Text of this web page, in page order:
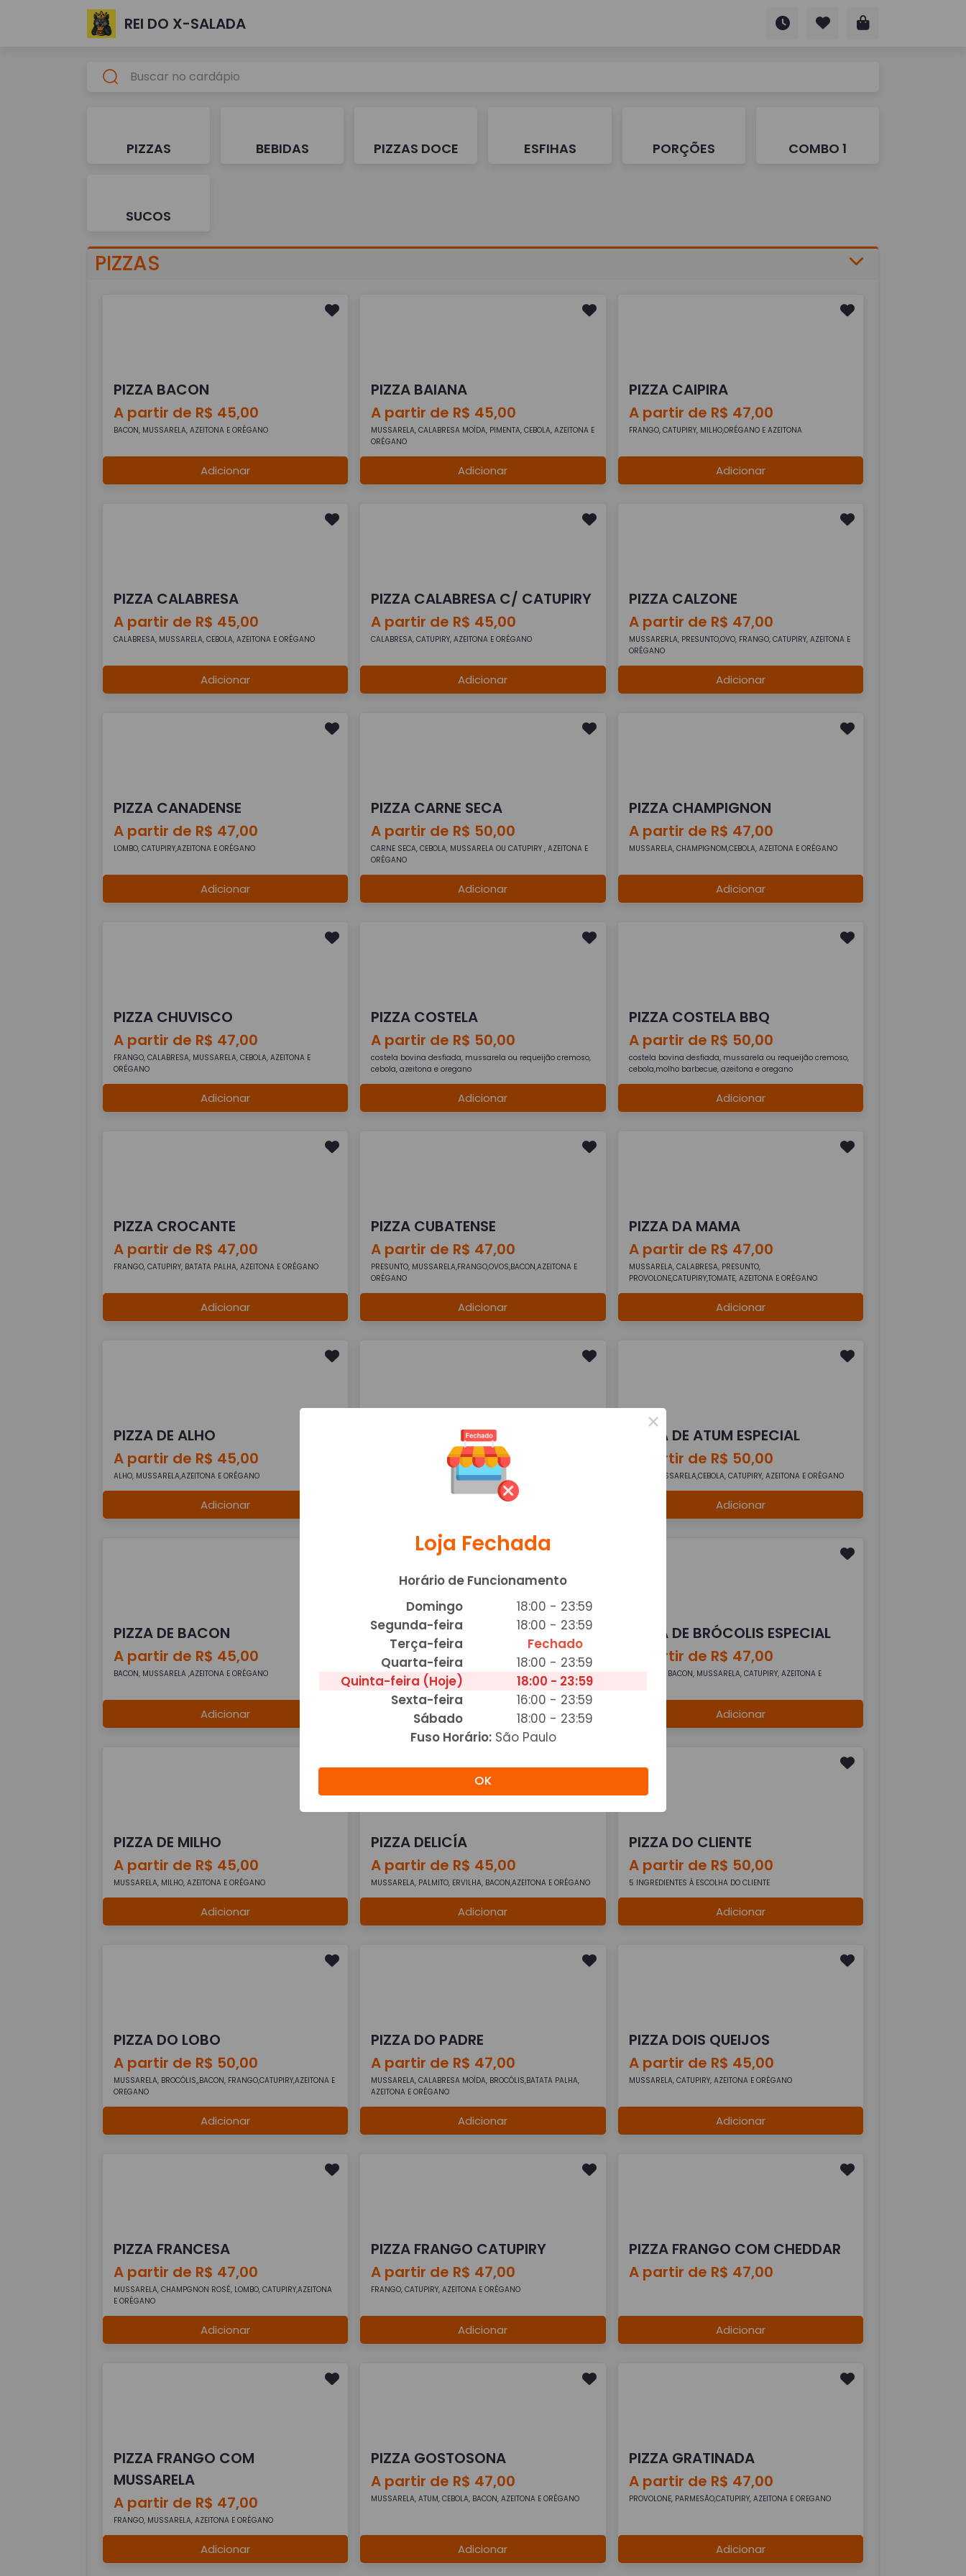
REI DO X-SALADA
PIZZAS BEBIDAS PIZZAS DOCE ESFIHAS PORÇÕES COMBO 1
SUCOS
PIZZAS
PIZZA BACON
A partir de R$ 45,00
BACON, MUSSARELA, AZEITONA E ORÉGANO
Adicionar
PIZZA BAIANA
A partir de R$ 45,00
MUSSARELA, CALABRESA MOÍDA, PIMENTA, CEBOLA, AZEITONA E
ORÉGANO
Adicionar
PIZZA CAIPIRA
A partir de R$ 47,00
FRANGO, CATUPIRY, MILHO,ORÉGANO E AZEITONA
Adicionar
PIZZA CALABRESA
A partir de R$ 45,00
CALABRESA, MUSSARELA, CEBOLA, AZEITONA E ORÉGANO
Adicionar
PIZZA CALABRESA C/ CATUPIRY
A partir de R$ 45,00
CALABRESA, CATUPIRY, AZEITONA E ORÉGANO
Adicionar
PIZZA CALZONE
A partir de R$ 47,00
MUSSARERLA, PRESUNTO,OVO, FRANGO, CATUPIRY, AZEITONA E
ORÉGANO
Adicionar
PIZZA CANADENSE
A partir de R$ 47,00
LOMBO, CATUPIRY,AZEITONA E ORÉGANO
Adicionar
PIZZA CARNE SECA
A partir de R$ 50,00
CARNE SECA, CEBOLA, MUSSARELA OU CATUPIRY , AZEITONA E
ORÉGANO
Adicionar
PIZZA CHAMPIGNON
A partir de R$ 47,00
MUSSARELA, CHAMPIGNOM,CEBOLA, AZEITONA E ORÉGANO
Adicionar
PIZZA CHUVISCO
A partir de R$ 47,00
FRANGO, CALABRESA, MUSSARELA, CEBOLA, AZEITONA E
ORÉGANO
Adicionar
PIZZA COSTELA
A partir de R$ 50,00
costela bovina desfiada, mussarela ou requeijão cremoso,
cebola, azeitona e oregano
Adicionar
PIZZA COSTELA BBQ
A partir de R$ 50,00
costela bovina desfiada, mussarela ou requeijão cremoso,
cebola,molho barbecue, azeitona e oregano
Adicionar
PIZZA CROCANTE
A partir de R$ 47,00
FRANGO, CATUPIRY, BATATA PALHA, AZEITONA E ORÉGANO
Adicionar
PIZZA CUBATENSE
A partir de R$ 47,00
PRESUNTO, MUSSARELA,FRANGO,OVOS,BACON,AZEITONA E
ORÉGANO
Adicionar
PIZZA DA MAMA
A partir de R$ 47,00
MUSSARELA, CALABRESA, PRESUNTO,
PROVOLONE,CATUPIRY,TOMATE, AZEITONA E ORÉGANO
Adicionar
PIZZA DE ALHO
A partir de R$ 45,00
ALHO, MUSSARELA,AZEITONA E ORÉGANO
Adicionar
PIZZA DE ATUM
A partir de R$ 47,00
ATUM, MUSSARELA,CEBOLA AZEITONA E ORÉGANO
Adicionar
PIZZA DE ATUM ESPECIAL
A partir de R$ 50,00
ATUM, MUSSARELA,CEBOLA, CATUPIRY, AZEITONA E ORÉGANO
Adicionar
PIZZA DE BACON
A partir de R$ 45,00
BACON, MUSSARELA ,AZEITONA E ORÉGANO
Adicionar
PIZZA DE BRÓCOLIS
A partir de R$ 47,00
BROCÓLIS, MUSSARELA,ALHO,BACON, AZEITONA E ORÉGANO
Adicionar
PIZZA DE BRÓCOLIS ESPECIAL
A partir de R$ 47,00
BORCÓLIS, BACON, MUSSARELA, CATUPIRY, AZEITONA E
Adicionar
PIZZA DE MILHO
A partir de R$ 45,00
MUSSARELA, MILHO, AZEITONA E ORÉGANO
Adicionar
PIZZA DELICÍA
A partir de R$ 45,00
MUSSARELA, PALMITO, ERVILHA, BACON,AZEITONA E ORÉGANO
Adicionar
PIZZA DO CLIENTE
A partir de R$ 50,00
5 INGREDIENTES Á ESCOLHA DO CLIENTE
Adicionar
PIZZA DO LOBO
A partir de R$ 50,00
MUSSARELA, BROCÓLIS,,BACON, FRANGO,CATUPIRY,AZEITONA E
OREGANO
Adicionar
PIZZA DO PADRE
A partir de R$ 47,00
MUSSARELA, CALABRESA MOÍDA, BROCÓLIS,BATATA PALHA,
AZEITONA E ORÉGANO
Adicionar
PIZZA DOIS QUEIJOS
A partir de R$ 45,00
MUSSARELA, CATUPIRY, AZEITONA E ORÉGANO
Adicionar
PIZZA FRANCESA
A partir de R$ 47,00
MUSSARELA, CHAMPGNON ROSÉ, LOMBO, CATUPIRY,AZEITONA
E ORÉGANO
Adicionar
PIZZA FRANGO CATUPIRY
A partir de R$ 47,00
FRANGO, CATUPIRY, AZEITONA E ORÉGANO
Adicionar
PIZZA FRANGO COM CHEDDAR
A partir de R$ 47,00
Adicionar
PIZZA FRANGO COM
MUSSARELA
A partir de R$ 47,00
FRANGO, MUSSARELA, AZEITONA E ORÉGANO
Adicionar
PIZZA GOSTOSONA
A partir de R$ 47,00
MUSSARELA, ATUM, CEBOLA, BACON, AZEITONA E ORÉGANO
Adicionar
PIZZA GRATINADA
A partir de R$ 47,00
PROVOLONE, PARMESÃO,CATUPIRY, AZEITONA E OREGANO
Adicionar
×
Loja Fechada
Horário de Funcionamento
Domingo
18:00 - 23:59
Segunda-feira
18:00 - 23:59
Terça-feira
Fechado
Quarta-feira
18:00 - 23:59
Quinta-feira (Hoje)
18:00 - 23:59
Sexta-feira
16:00 - 23:59
Sábado
18:00 - 23:59
Fuso Horário:São Paulo
OK